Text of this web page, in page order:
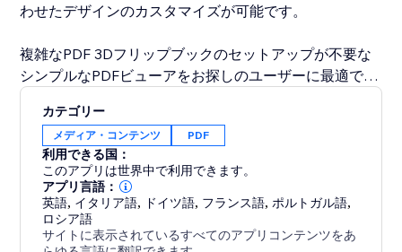
わせたデザインのカスタマイズが可能です。
複雑なPDF 3Dフリップブックのセットアップが不要な
シンプルなPDFビューアをお探しのユーザーに最適で
簡単でプロフェッショナルな方法でオンラインで文書を
共有する必要がある企業、オンラインストア、レストラ
ン、学校、エージェンシー、ポートフォリオ、およびサ
ービスプロバイダーに最適です。
アプリは完全にモバイル対応であり、セットアップが簡
カテゴリー
メディア・コンテンツ PDF
利用できる国：
このアプリは世界中で利用できます。
アプリ言語：
英語, イタリア語, ドイツ語, フランス語, ポルトガル語,
ロシア語
サイトに表示されているすべてのアプリコンテンツをあ